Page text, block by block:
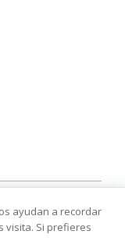
ayudan a recordar
visita. Si prefieres